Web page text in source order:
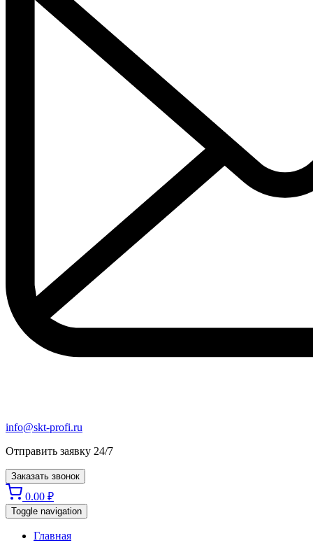
info@skt-profi.ru
Отправить заявку 24/7
Заказать звонок
0.00 ₽
Toggle navigation
Главная